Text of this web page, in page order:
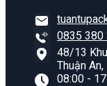
0835 380
48/13
Thuận
08:00 -